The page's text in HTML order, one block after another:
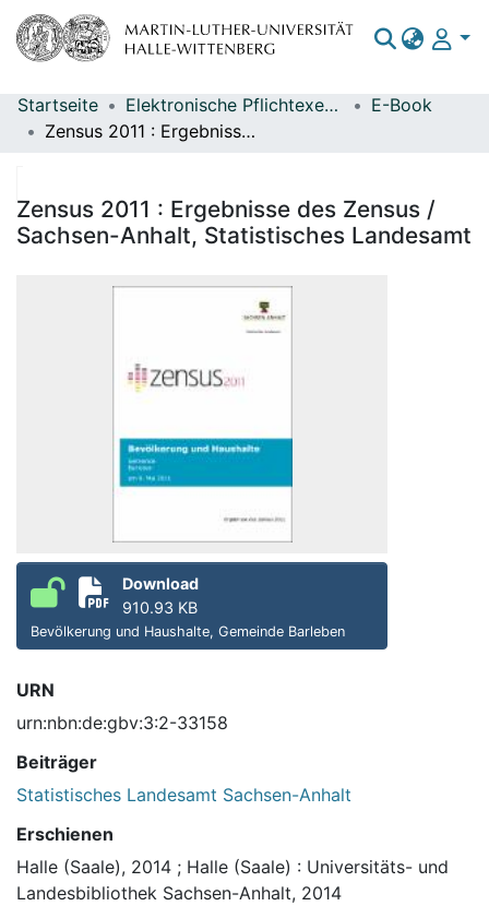
Bereiche & Sammlungen
Statistiken
Startseite Elektronische Pflichtexemplare
E-Book
Zensus 2011 : Ergebnisse des Zensus / Sachsen-Anhalt, Statistisches Landesamt
Zensus 2011 : Ergebnisse des Zensus /
Sachsen-Anhalt, Statistisches Landesamt
Download
910.93 KB
Bevölkerung und Haushalte, Gemeinde Barleben
URN
urn:nbn:de:gbv:3:2-33158
Beiträger
Statistisches Landesamt Sachsen-Anhalt
Erschienen
Halle (Saale), 2014 ; Halle (Saale) : Universitäts- und
Landesbibliothek Sachsen-Anhalt, 2014